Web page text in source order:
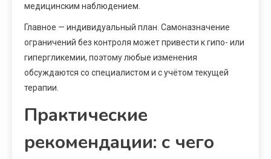
медицинским наблюдением.
Главное — индивидуальный план. Самоназначение
ограничений без контроля может привести к гипо- или
гипергликемии, поэтому любые изменения
обсуждаются со специалистом и с учётом текущей
терапии.
Практические
рекомендации: с чего